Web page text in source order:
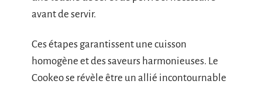
avant de servir.
Ces étapes garantissent une cuisson
homogène et des saveurs harmonieuses. Le
Cookeo se révèle être un allié incontournable